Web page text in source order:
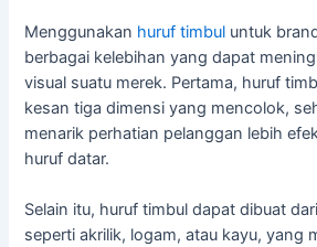
Menggunakan huruf timbul untuk
berbagai kelebihan yang dapat
visual suatu merek. Pertama, huruf
kesan tiga dimensi yang mencolok,
menarik perhatian pelanggan lebih
huruf datar.
Selain itu, huruf timbul dapat dibuat
seperti akrilik, logam, atau kayu, yang